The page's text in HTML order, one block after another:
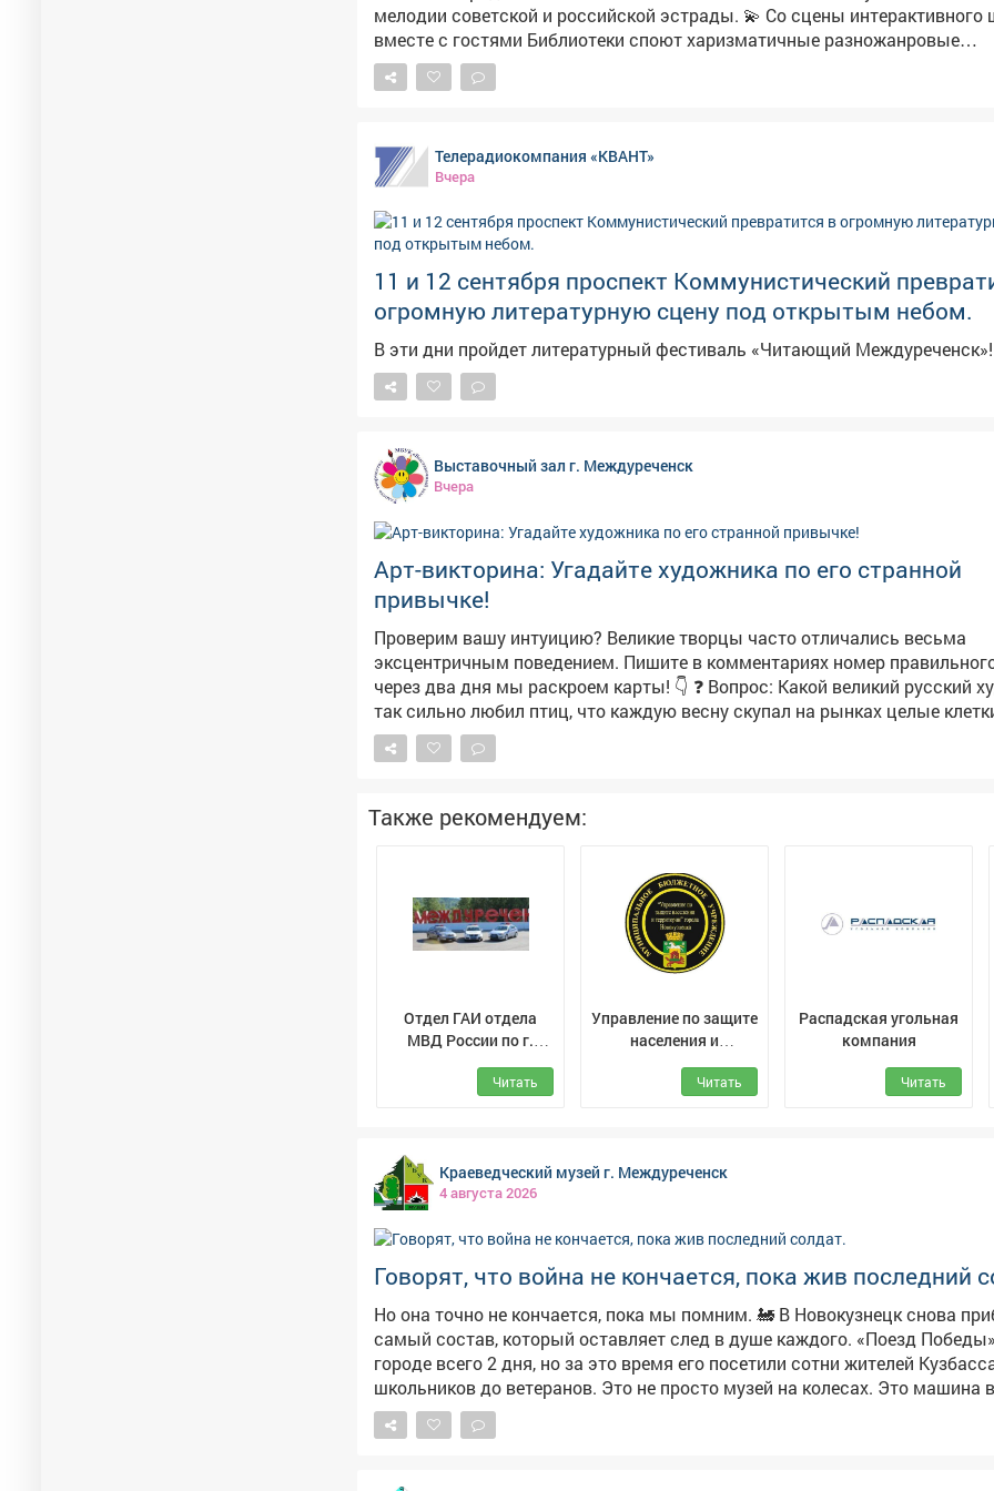
мелодии советской и российской эстрады. 💫 Со сцены интерактивного шоу
вместе с гостями Библиотеки споют харизматичные разножанровые
петербургские вокалисты, инструменталисты и танцоры. Их номера
концерт ноты настоящего русского размаха и энергии. 🤩 До встречи в
Телерадиокомпания «КВАНТ»
Вчера
11 и 12 сентября проспект Коммунистический
огромную литературную сцену под открытым небом.
В эти дни пройдет литературный фестиваль «Читающий Междуреченск»!
Выставочный зал г. Междуреченск
Вчера
Арт-викторина: Угадайте художника по его странной
привычке!
Проверим вашу интуицию? Великие творцы часто отличались весьма
эксцентричным поведением. Пишите в комментариях номер
через два дня мы раскроем карты! 👇 ❓ Вопрос: Какой великий русский художник
так сильно любил птиц, что каждую весну скупал на рынках целые
пернатыми только для того, чтобы тут же выпустить их на волю прямо на
изумленной публики? 1️⃣ Иван Шишкин (набирался вдохновения для лесных
3️⃣ Алексей Саврасов (автор знаменитого полотна «Грачи прилетели») 4️⃣ Иван
Айвазовский (считал, что птицы приносят удачу морякам) 🏛 Искусство - это не
Пока вы думаете над ответом, напоминаем, что в нашем выставочном
работает новая масштабная выставка «Шахтёрская слава»! Приходите
заряжаться мощной энергией индустриальной живописи и графики. 📍 Адрес: ул.
Весенняя 9 ⏳ Часы работы: пн-пт с 9:00-18:00
Также рекомендуем:
Отдел ГАИ отдела
МВД России по г.
Междуреченск
Читать
Управление по защите
населения и
территории г.
Новокузнецк
Читать
Распадская угольная
компания
Читать
Краеведческий музей г. Междуреченск
4 августа 2026
Говорят, что война не кончается, пока жив последний
Но она точно не кончается, пока мы помним. 🚂 В Новокузнецк снова прибыл тот
самый состав, который оставляет след в душе каждого. «Поезд
городе всего 2 дня, но за это время его посетили сотни жителей
школьников до ветеранов. Это не просто музей на колесах. Это машина времени.
Вы идете по вагонам, а в наушниках - голос машиниста поровоза Лидии,
тех событий. Она проведет вас через все ужасы и надежды военных лет
войну. Приходите, мы расскажем.